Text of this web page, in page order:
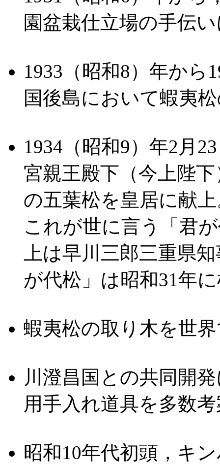
園盆栽仕立場の手伝
1933（昭和8）年から
国後島において蝦夷
1934（昭和9）年2月
宮親王殿下（今上陛
の五葉松を皇居に献
これが世に言う「君
上は早川三郎三重県
が代松」は昭和31年
蝦夷松の取り木を世
川澄昌国との共同開
用手入れ道具を多数
昭和10年代初頭，キ